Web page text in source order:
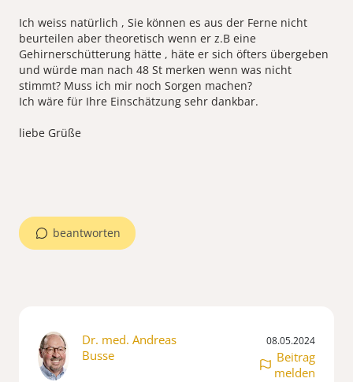
Ich weiss natürlich , Sie können es aus der Ferne nicht
beurteilen aber theoretisch wenn er z.B eine
Gehirnerschütterung hätte , häte er sich öfters übergeben
und würde man nach 48 St merken wenn was nicht
stimmt? Muss ich mir noch Sorgen machen?
Ich wäre für Ihre Einschätzung sehr dankbar.
liebe Grüße
beantworten
Dr. med. Andreas
Busse
08.05.2024
Beitrag
melden